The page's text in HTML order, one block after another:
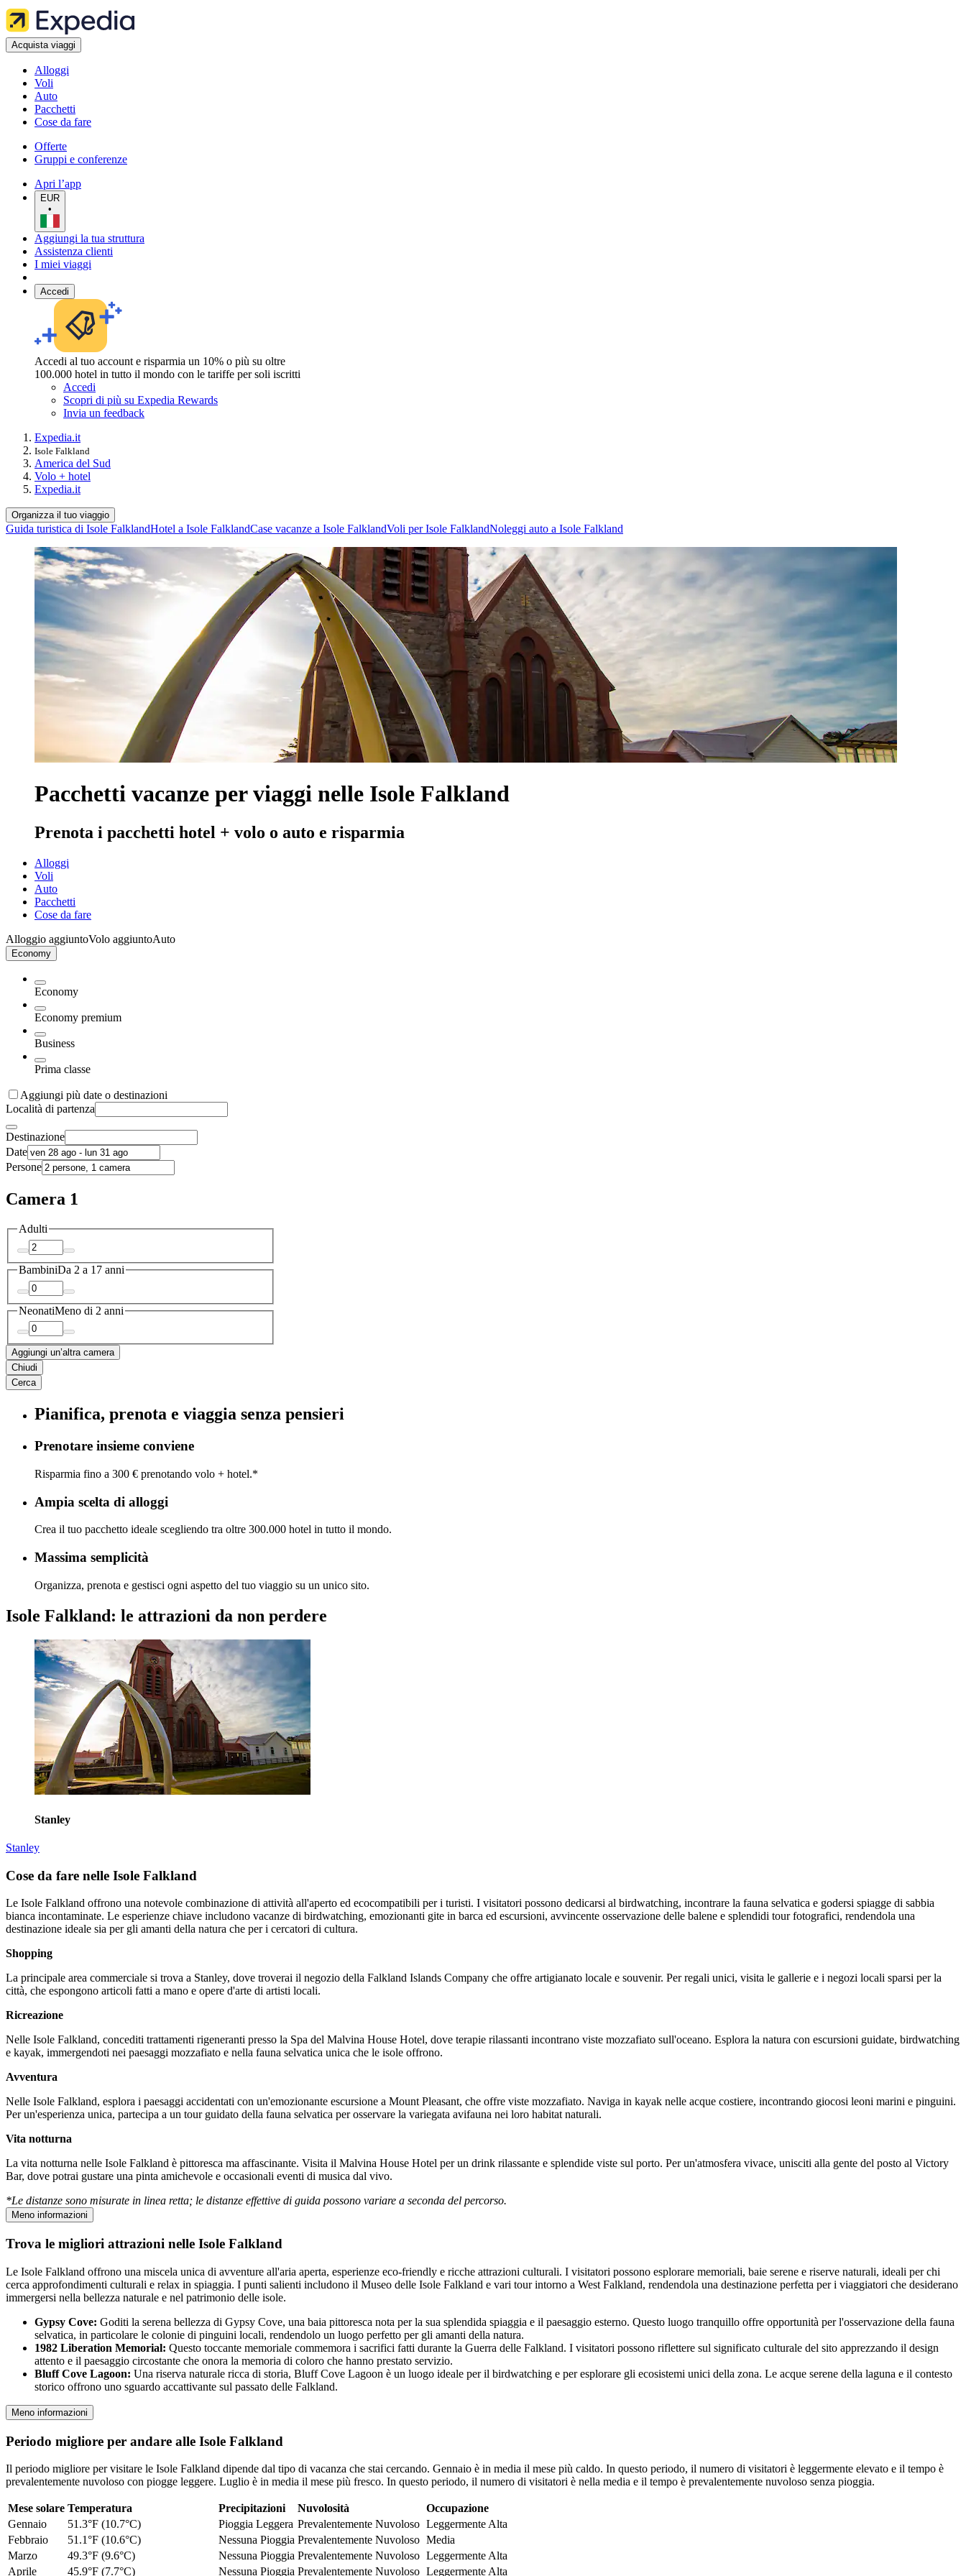
Acquista viaggi
Alloggi
Voli
Auto
Pacchetti
Cose da fare
Offerte
Gruppi e conferenze
Apri l’app
EUR
•
Aggiungi la tua struttura
Assistenza clienti
I miei viaggi
Accedi
Accedi al tuo account e risparmia un 10% o più su oltre
100.000 hotel in tutto il mondo con le tariffe per soli iscritti
Accedi
Scopri di più su Expedia Rewards
Invia un feedback
Expedia.it
Isole Falkland
America del Sud
Volo + hotel
Expedia.it
Organizza il tuo viaggio
Guida turistica di Isole FalklandHotel a Isole FalklandCase vacanze a Isole FalklandVoli per Isole FalklandNoleggi auto a Isole Falkland
Pacchetti vacanze per viaggi nelle Isole Falkland
Prenota i pacchetti hotel + volo o auto e risparmia
Alloggi
Voli
Auto
Pacchetti
Cose da fare
Alloggio aggiuntoVolo aggiuntoAuto
Economy
Economy
Economy premium
Business
Prima classe
Aggiungi più date o destinazioni
Località di partenza
Destinazione
Date
Persone
Camera 1
Adulti
BambiniDa 2 a 17 anni
NeonatiMeno di 2 anni
Aggiungi un’altra camera
Chiudi
Cerca
Pianifica, prenota e viaggia senza pensieri
Prenotare insieme conviene
Risparmia fino a 300 € prenotando volo + hotel.*
Ampia scelta di alloggi
Crea il tuo pacchetto ideale scegliendo tra oltre 300.000 hotel in tutto il mondo.
Massima semplicità
Organizza, prenota e gestisci ogni aspetto del tuo viaggio su un unico sito.
Isole Falkland: le attrazioni da non perdere
Stanley
Stanley
Cose da fare nelle Isole Falkland
Le Isole Falkland offrono una notevole combinazione di attività all'aperto ed ecocompatibili per i turisti. I visitatori possono dedicarsi al birdwatching, incontrare la fauna selvatica e godersi spiagge di sabbia
bianca incontaminate. Le esperienze chiave includono vacanze di birdwatching, emozionanti gite in barca ed escursioni, avvincente osservazione delle balene e splendidi tour fotografici, rendendola una
destinazione ideale sia per gli amanti della natura che per i cercatori di cultura.
Shopping
La principale area commerciale si trova a Stanley, dove troverai il negozio della Falkland Islands Company che offre artigianato locale e souvenir. Per regali unici, visita le gallerie e i negozi locali sparsi per la
città, che espongono articoli fatti a mano e opere d'arte di artisti locali.
Ricreazione
Nelle Isole Falkland, concediti trattamenti rigeneranti presso la Spa del Malvina House Hotel, dove terapie rilassanti incontrano viste mozzafiato sull'oceano. Esplora la natura con escursioni guidate, birdwatching
e kayak, immergendoti nei paesaggi mozzafiato e nella fauna selvatica unica che le isole offrono.
Avventura
Nelle Isole Falkland, esplora i paesaggi accidentati con un'emozionante escursione a Mount Pleasant, che offre viste mozzafiato. Naviga in kayak nelle acque costiere, incontrando giocosi leoni marini e pinguini.
Per un'esperienza unica, partecipa a un tour guidato della fauna selvatica per osservare la variegata avifauna nei loro habitat naturali.
Vita notturna
La vita notturna nelle Isole Falkland è pittoresca ma affascinante. Visita il Malvina House Hotel per un drink rilassante e splendide viste sul porto. Per un'atmosfera vivace, unisciti alla gente del posto al Victory
Bar, dove potrai gustare una pinta amichevole e occasionali eventi di musica dal vivo.
*Le distanze sono misurate in linea retta; le distanze effettive di guida possono variare a seconda del percorso.
Meno informazioni
Trova le migliori attrazioni nelle Isole Falkland
Le Isole Falkland offrono una miscela unica di avventure all'aria aperta, esperienze eco-friendly e ricche attrazioni culturali. I visitatori possono esplorare memoriali, baie serene e riserve naturali, ideali per chi
cerca approfondimenti culturali e relax in spiaggia. I punti salienti includono il Museo delle Isole Falkland e vari tour intorno a West Falkland, rendendola una destinazione perfetta per i viaggiatori che desiderano
immergersi nella bellezza naturale e nel patrimonio delle isole.
Gypsy Cove: Goditi la serena bellezza di Gypsy Cove, una baia pittoresca nota per la sua splendida spiaggia e il paesaggio esterno. Questo luogo tranquillo offre opportunità per l'osservazione della fauna
selvatica, in particolare le colonie di pinguini locali, rendendolo un luogo perfetto per gli amanti della natura.
1982 Liberation Memorial: Questo toccante memoriale commemora i sacrifici fatti durante la Guerra delle Falkland. I visitatori possono riflettere sul significato culturale del sito apprezzando il design
attento e il paesaggio circostante che onora la memoria di coloro che hanno prestato servizio.
Bluff Cove Lagoon: Una riserva naturale ricca di storia, Bluff Cove Lagoon è un luogo ideale per il birdwatching e per esplorare gli ecosistemi unici della zona. Le acque serene della laguna e il contesto
storico offrono uno sguardo accattivante sul passato delle Falkland.
Meno informazioni
Periodo migliore per andare alle Isole Falkland
Il periodo migliore per visitare le Isole Falkland dipende dal tipo di vacanza che stai cercando. Gennaio è in media il mese più caldo. In questo periodo, il numero di visitatori è leggermente elevato e il tempo è
prevalentemente nuvoloso con piogge leggere. Luglio è in media il mese più fresco. In questo periodo, il numero di visitatori è nella media e il tempo è prevalentemente nuvoloso senza pioggia.
Mese solare Temperatura Precipitazioni Nuvolosità
Occupazione
Gennaio
51.3°F (10.7°C) Pioggia Leggera Prevalentemente Nuvoloso Leggermente Alta
Febbraio
51.1°F (10.6°C) Nessuna Pioggia Prevalentemente Nuvoloso Media
Marzo
49.3°F (9.6°C) Nessuna Pioggia Prevalentemente Nuvoloso Leggermente Alta
Aprile
45.9°F (7.7°C) Nessuna Pioggia Prevalentemente Nuvoloso Leggermente Alta